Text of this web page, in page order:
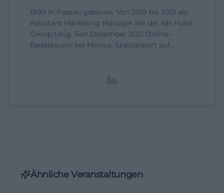
1999 in Passau geboren. Von 2019 bis 2021 als
Assistant Marketing Manager bei der NH Hotel
Group tätig. Seit Dezember 2021 Online-
Redakteurin bei Moxios. Spezialisiert auf
Ähnliche Veranstaltungen